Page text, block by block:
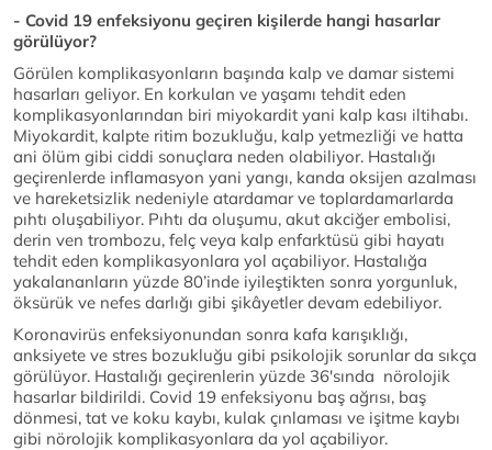
- Covid 19 enfeksiyonu geçiren kişilerde hangi hasarlar
görülüyor?
Görülen komplikasyonların başında kalp ve damar sistemi
hasarları geliyor. En korkulan ve yaşamı tehdit eden
komplikasyonlarından biri miyokardit yani kalp kası iltihabı.
Miyokardit, kalpte ritim bozukluğu, kalp yetmezliği ve hatta
ani ölüm gibi ciddi sonuçlara neden olabiliyor. Hastalığı
geçirenlerde inflamasyon yani yangı, kanda oksijen azalması
ve hareketsizlik nedeniyle atardamar ve toplardamarlarda
pıhtı oluşabiliyor. Pıhtı da oluşumu, akut akciğer embolisi,
derin ven trombozu, felç veya kalp enfarktüsü gibi hayatı
tehdit eden komplikasyonlara yol açabiliyor. Hastalığa
yakalananların yüzde 80’inde iyileştikten sonra yorgunluk,
öksürük ve nefes darlığı gibi şikâyetler devam edebiliyor.
Koronavirüs enfeksiyonundan sonra kafa karışıklığı,
anksiyete ve stres bozukluğu gibi psikolojik sorunlar da sıkça
görülüyor. Hastalığı geçirenlerin yüzde 36'sında nörolojik
hasarlar bildirildi. Covid 19 enfeksiyonu baş ağrısı, baş
dönmesi, tat ve koku kaybı, kulak çınlaması ve işitme kaybı
gibi nörolojik komplikasyonlara da yol açabiliyor.